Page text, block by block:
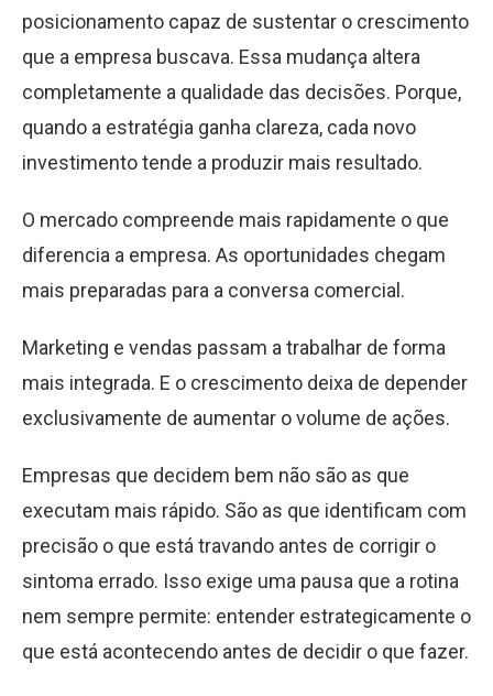
posicionamento capaz de sustentar o crescimento
que a empresa buscava. Essa mudança altera
completamente a qualidade das decisões. Porque,
quando a estratégia ganha clareza, cada novo
investimento tende a produzir mais resultado.
O mercado compreende mais rapidamente o que
diferencia a empresa. As oportunidades chegam
mais preparadas para a conversa comercial.
Marketing e vendas passam a trabalhar de forma
mais integrada. E o crescimento deixa de depender
exclusivamente de aumentar o volume de ações.
Empresas que decidem bem não são as que
executam mais rápido. São as que identificam com
precisão o que está travando antes de corrigir o
sintoma errado. Isso exige uma pausa que a rotina
nem sempre permite: entender estrategicamente o
que está acontecendo antes de decidir o que fazer.